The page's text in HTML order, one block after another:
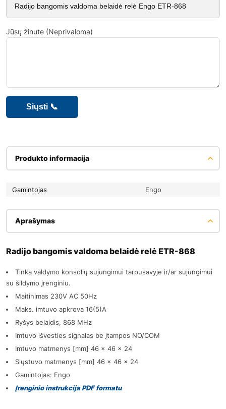
Jūsų žinute (Neprivaloma)
Produkto informacija
Gamintojas Engo
Aprašymas
Radijo bangomis valdoma belaidė relė ETR-868
Tinka valdymo konsolių sujungimui tarpusavyje ir/ar sujungimui
su šildymo įrenginiu.
Maitinimas 230V AC 50Hz
Maks. imtuvo apkrova 16(5)A
Ryšys belaidis, 868 MHz
Imtuvo išvesties signalas be įtampos NO/COM
Imtuvo matmenys [mm] 46 x 46 x 24
Siųstuvo matmenys [mm] 46 x 46 x 24
Gamintojas: Engo
Įrenginio instrukcija PDF formatu